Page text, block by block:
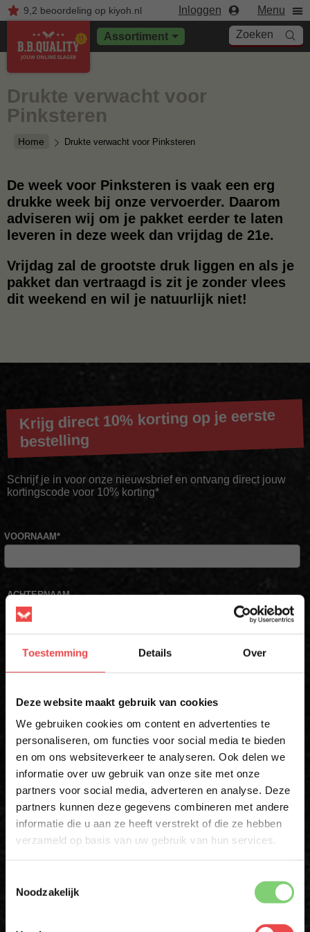
Toestemming Details Over
Deze website maakt gebruik van cookies
We gebruiken cookies om content en advertenties te
personaliseren, om functies voor social media te bieden
en om ons websiteverkeer te analyseren. Ook delen we
informatie over uw gebruik van onze site met onze
partners voor social media, adverteren en analyse. Deze
partners kunnen deze gegevens combineren met andere
informatie die u aan ze heeft verstrekt of die ze hebben
verzameld op basis van uw gebruik van hun services.
Noodzakelijk
9,2 beoordelingop kiyoh.nl Inloggen Menu
Assortiment Zoeken
Home Drukte verwacht voor Pinksteren
Drukte verwacht voor
Pinksteren
De week voor Pinksteren is vaak een erg
drukke week bij onze vervoerder. Daarom
adviseren wij om je pakket eerder te laten
leveren in deze week dan vrijdag de 21e.
Vrijdag zal de grootste druk liggen en als je
pakket dan vertraagd is zit je zonder vlees
dit weekend en wil je natuurlijk niet!
10% korting op je
eerste bestelling*
Schrijf je in voor onze nieuwsbrief en ontvang direct
10% korting op jouw eerste bestelling.
VOORNAAM
ACHTERNAAM
Krijg direct 10% korting op je eerste
bestelling
Schrijf je in voor onze nieuwsbrief en ontvang direct jouw
kortingscode voor 10% korting*
* Alleen voor eerste inschrijvers. Korting niet geldig op afgeprijsde
VOORNAAM*
ACHTERNAAM
E-MAIL*
Schrijf mij in
Download de BBQuality App
Altijd als eerste op de hoogte zijn van nieuwe acties,
Met de BBQuality App voor Android en iOS ontvang je ook
exclusieve App-Only deals die je nergens anders vindt.